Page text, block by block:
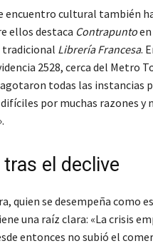
encuentro cultural también
ellos destaca Contrapuntoen
tradicional Librería Francesa.
2528, cerca del Metro
todas las instancias
por muchas razones
el declive
quien se desempeña como
una raíz clara: «La crisis
entonces no subió el